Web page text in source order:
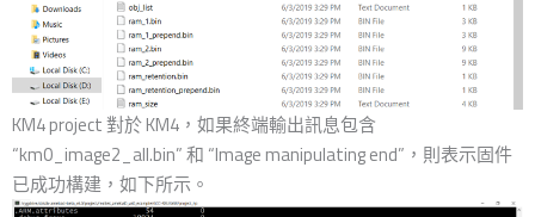
KM4 project 對於 KM4，如果終端輸出訊息包含
“km0_image2_all.bin” 和 “Image manipulating end”，則表示固件
已成功構建，如下所示。